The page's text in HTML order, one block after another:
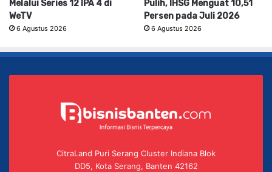
Melalui Series 12 IPA 4 di
WeTV
6 Agustus 2026
Pulih, IHSG Menguat 10,51
Persen pada Juli 2026
6 Agustus 2026
CitraLand Puri Serang Cluster Indiana Blok
DD5, Kota Serang, Banten 42162